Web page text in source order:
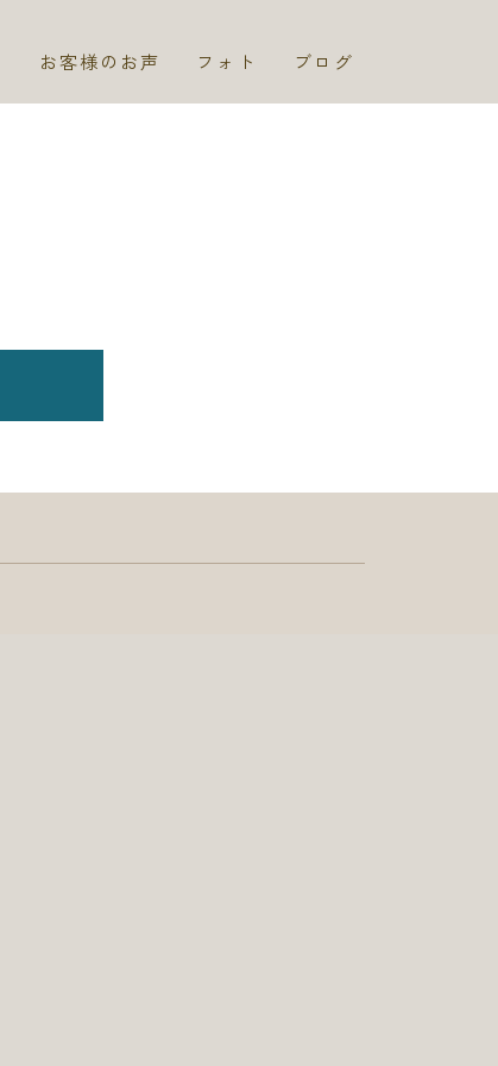
お客様のお声 フォト ブログ